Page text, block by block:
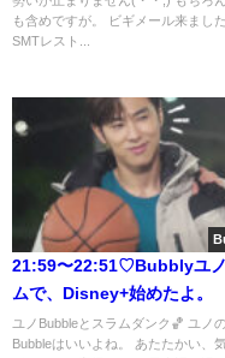
も含めですが。 ビギメール来ました
SMTレスト...
21:59〜22:51♡Bubblyユ
ムで、Disney+始めたよ。
ユノBubbleとスラムダンク🏀 ユノ
Bubbleはいいよね。 あたたかい、